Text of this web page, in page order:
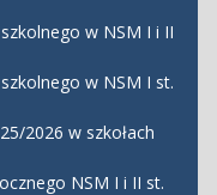
w NSM I i II
w NSM I st.
2026 w szkołach
NSM I i II st.